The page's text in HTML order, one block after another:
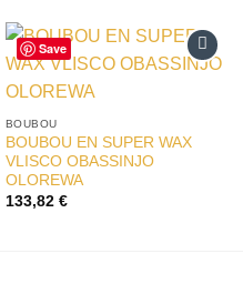
Save
BOUBOU
BOUBOU EN SUPER WAX
VLISCO OBASSINJO
OLOREWA
133,82 €